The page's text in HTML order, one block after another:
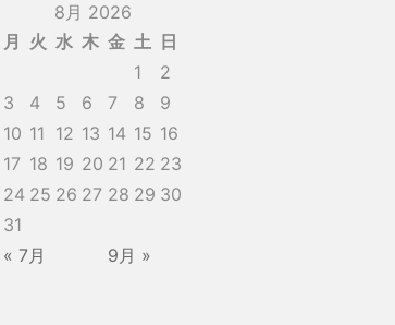
8月 2026
月
火 水 木 金 土 日
1
2
3
4 5 6 7 8
9
10 11 12 13 14 15 16
17 18 19 20 21 22 23
24 25 26 27 28 29 30
31
« 7月
9月 »